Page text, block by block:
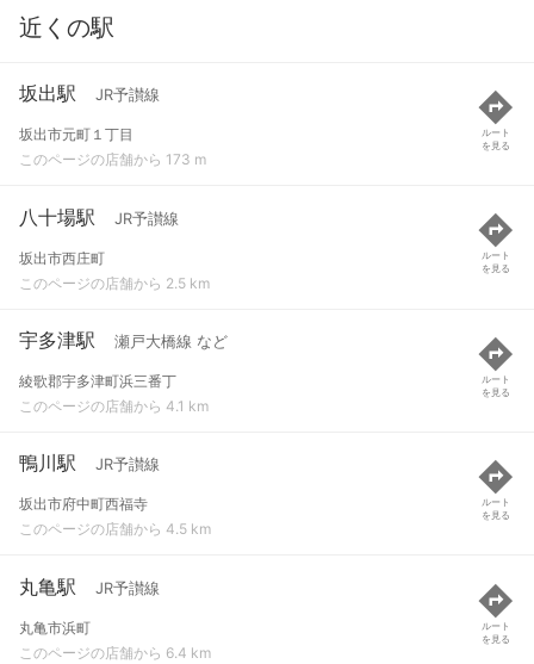
近くの駅
坂出駅 JR予讃線
坂出市元町１丁目
このページの店舗から 173 m
ルート
を見る
八十場駅 JR予讃線
坂出市西庄町
このページの店舗から 2.5 km
ルート
を見る
宇多津駅 瀬戸大橋線 など
綾歌郡宇多津町浜三番丁
このページの店舗から 4.1 km
ルート
を見る
鴨川駅 JR予讃線
坂出市府中町西福寺
このページの店舗から 4.5 km
ルート
を見る
丸亀駅 JR予讃線
丸亀市浜町
このページの店舗から 6.4 km
ルート
を見る